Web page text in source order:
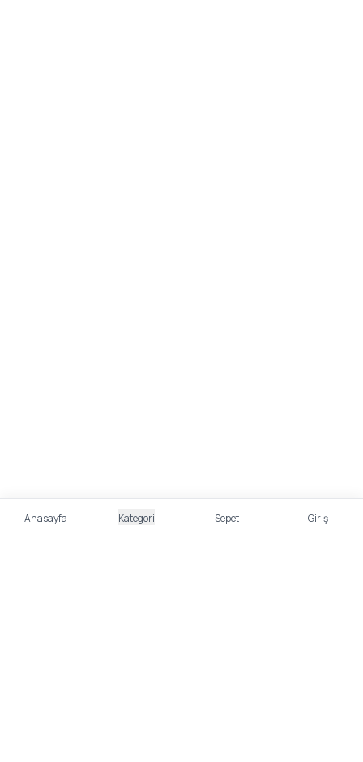
Anasayfa Kategori Sepet Giriş